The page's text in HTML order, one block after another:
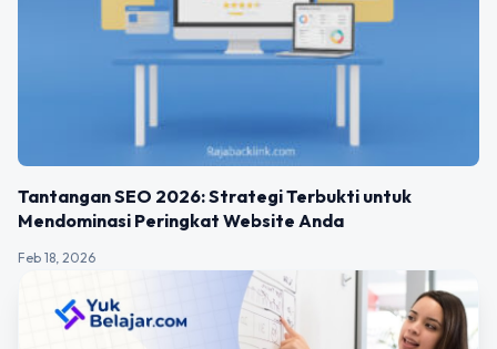
Tantangan SEO 2026: Strategi Terbukti untuk
Mendominasi Peringkat Website Anda
Feb 18, 2026